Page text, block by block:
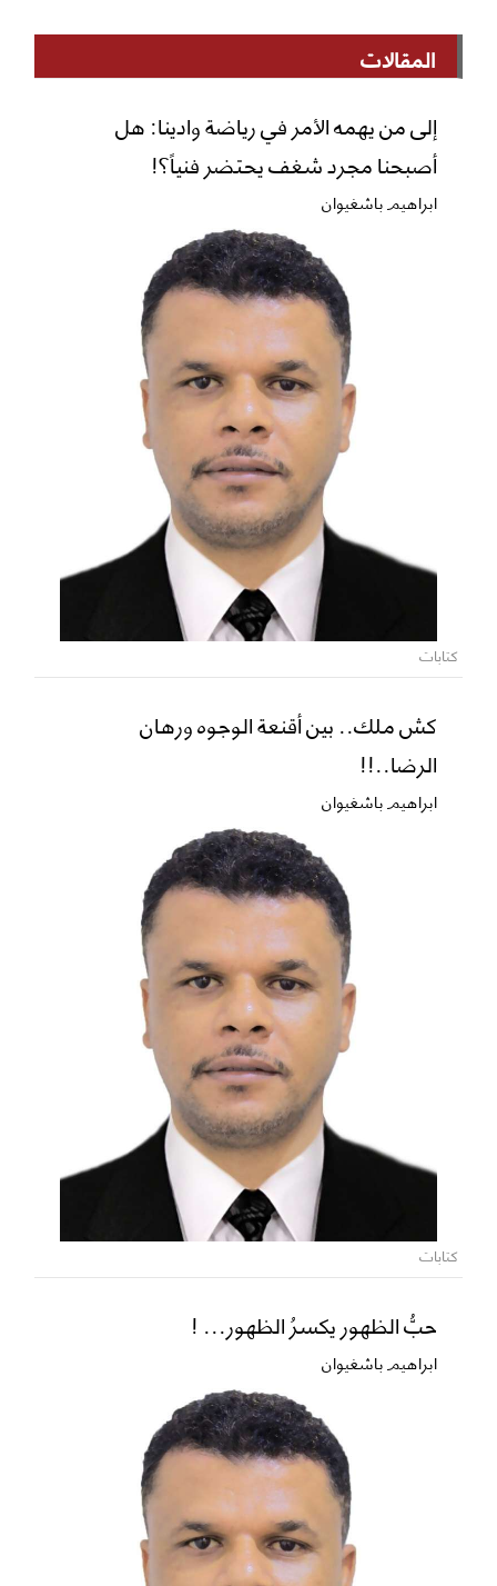
المقالات
إلى من يهمه الأمر في رياضة وادينا: هل
أصبحنا مجرد شغف يحتضر فنياً؟!
ابراهيم باشغيوان
كتابات
كش ملك.. بين أقنعة الوجوه ورهان
الرضا..!!
ابراهيم باشغيوان
كتابات
حبُّ الظهور يكسرُ الظهور... !
ابراهيم باشغيوان